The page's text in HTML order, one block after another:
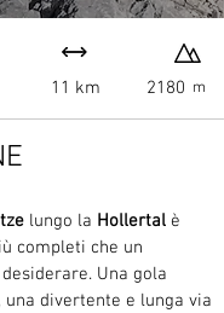
11 km 2180 m
lungo la Hollertal è
completi che un
Una gola
divertente e lunga via